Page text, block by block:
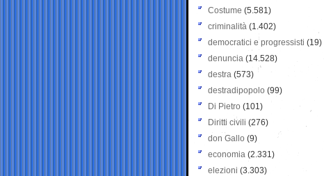
Costume (5.581)
criminalità (1.402)
democratici e progressisti (19)
denuncia (14.528)
destra (573)
destradipopolo (99)
Di Pietro (101)
Diritti civili (276)
don Gallo (9)
economia (2.331)
elezioni (3.303)